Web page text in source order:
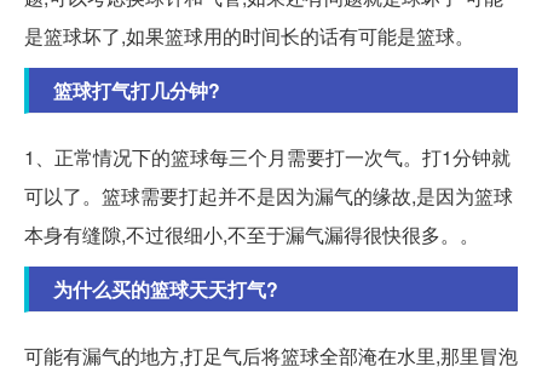
是篮球坏了,如果篮球用的时间长的话有可能是篮球。
篮球打气打几分钟?
1、正常情况下的篮球每三个月需要打一次气。打1分钟就
可以了。篮球需要打起并不是因为漏气的缘故,是因为篮球
本身有缝隙,不过很细小,不至于漏气漏得很快很多。。
为什么买的篮球天天打气?
可能有漏气的地方,打足气后将篮球全部淹在水里,那里冒泡